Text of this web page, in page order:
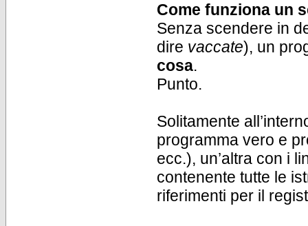
Come funziona un
Senza scendere in
dire vaccate), un
cosa.
Punto.
Solitamente
programma vero e
ecc.), un’altra con i
contenente tutte le
riferimenti per il